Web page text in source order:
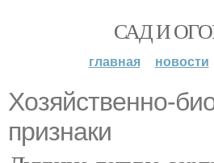
САД И
главная новости
Хозяйственно-
признаки